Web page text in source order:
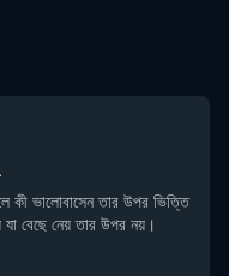
কী ভালোবাসেন তার উপর ভিত্তি
যা বেছে নেয় তার উপর নয়।